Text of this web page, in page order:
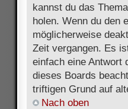
kannst du das
holen. Wenn du den
möglicherweise
Zeit vergangen. Es
einfach eine Antwort
dieses Boards
triftigen Grund auf
Nach oben